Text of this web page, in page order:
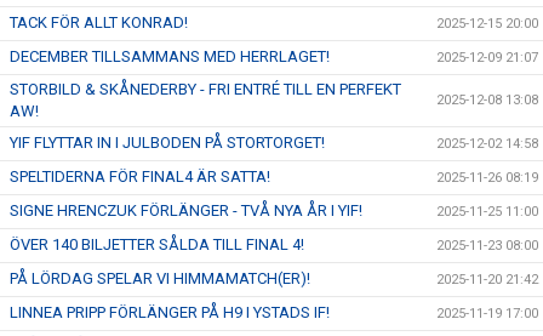
TACK FÖR ALLT KONRAD! 2025-12-15 20:00
DECEMBER TILLSAMMANS MED HERRLAGET! 2025-12-09 21:07
STORBILD & SKÅNEDERBY - FRI ENTRÉ TILL EN PERFEKT
AW!
2025-12-08 13:08
YIF FLYTTAR IN I JULBODEN PÅ STORTORGET! 2025-12-02 14:58
SPELTIDERNA FÖR FINAL4 ÄR SATTA! 2025-11-26 08:19
SIGNE HRENCZUK FÖRLÄNGER - TVÅ NYA ÅR I YIF! 2025-11-25 11:00
ÖVER 140 BILJETTER SÅLDA TILL FINAL 4! 2025-11-23 08:00
PÅ LÖRDAG SPELAR VI HIMMAMATCH(ER)! 2025-11-20 21:42
LINNEA PRIPP FÖRLÄNGER PÅ H9 I YSTADS IF! 2025-11-19 17:00